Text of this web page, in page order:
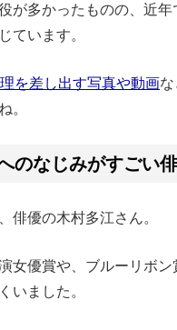
が多かったものの、近
ています。
を差し出す写真や動画
。
のなじみがすごい
俳優の木村多江さん。
女優賞や、ブルーリボ
いました。